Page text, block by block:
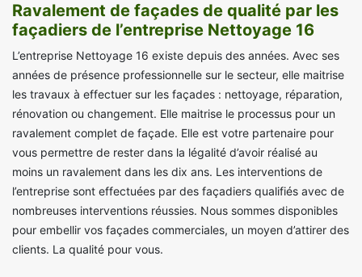
Ravalement de façades de qualité par les
façadiers de l’entreprise Nettoyage 16
L’entreprise Nettoyage 16 existe depuis des années. Avec ses
années de présence professionnelle sur le secteur, elle maitrise
les travaux à effectuer sur les façades : nettoyage, réparation,
rénovation ou changement. Elle maitrise le processus pour un
ravalement complet de façade. Elle est votre partenaire pour
vous permettre de rester dans la légalité d’avoir réalisé au
moins un ravalement dans les dix ans. Les interventions de
l’entreprise sont effectuées par des façadiers qualifiés avec de
nombreuses interventions réussies. Nous sommes disponibles
pour embellir vos façades commerciales, un moyen d’attirer des
clients. La qualité pour vous.